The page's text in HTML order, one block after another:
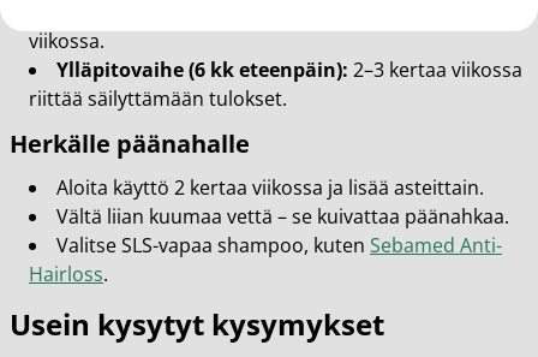
viikossa.
Ylläpitovaihe (6 kk eteenpäin): 2–3 kertaa viikossa
riittää säilyttämään tulokset.
Herkälle päänahalle
Aloita käyttö 2 kertaa viikossa ja lisää asteittain.
Vältä liian kuumaa vettä – se kuivattaa päänahkaa.
Valitse SLS-vapaa shampoo, kuten Sebamed Anti-
Hairloss.
Usein kysytyt kysymykset